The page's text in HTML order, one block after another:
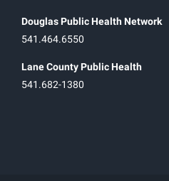
Douglas Public Health Network
541.464.6550
Lane County Public Health
541.682-1380